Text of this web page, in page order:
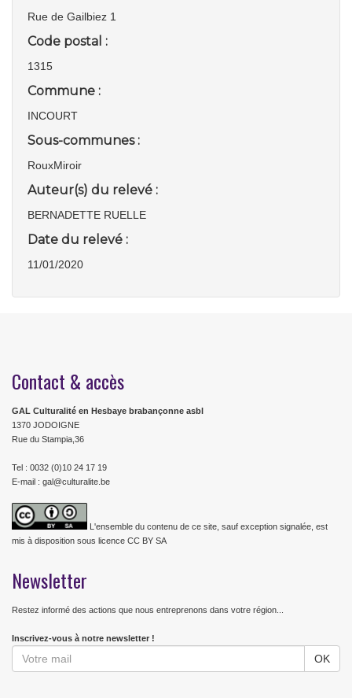
Rue de Gailbiez 1
Code postal :
1315
Commune :
INCOURT
Sous-communes :
RouxMiroir
Auteur(s) du relevé :
BERNADETTE RUELLE
Date du relevé :
11/01/2020
Contact & accès
GAL Culturalité en Hesbaye brabançonne asbl
1370 JODOIGNE
Rue du Stampia,36
Tel : 0032 (0)10 24 17 19
E-mail : gal@culturalite.be
L'ensemble du contenu de ce site, sauf exception signalée, est
mis à disposition sous licence CC BY SA
Newsletter
Restez informé des actions que nous entreprenons dans votre région...
Inscrivez-vous à notre newsletter !